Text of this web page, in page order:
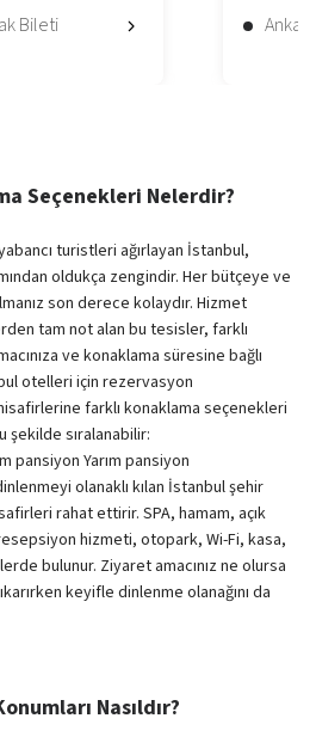
Bileti
Seçenekleri Nelerdir?
turistleri ağırlayan İstanbul,
oldukça zengindir. Her bütçeye ve
son derece kolaydır. Hizmet
tam not alan bu tesisler, farklı
ve konaklama süresine bağlı
otelleri için rezervasyon
farklı konaklama seçenekleri
şekilde sıralanabilir:
pansiyon Yarım pansiyon
olanaklı kılan İstanbul şehir
rahat ettirir. SPA, hamam, açık
hizmeti, otopark, Wi-Fi, kasa,
bulunur. Ziyaret amacınız ne olursa
keyifle dinlenme olanağını da
Nasıldır?